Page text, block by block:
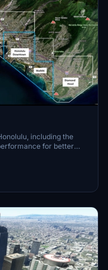
including the
for better
and more with this
adding free mods for
Pearl Harbor and